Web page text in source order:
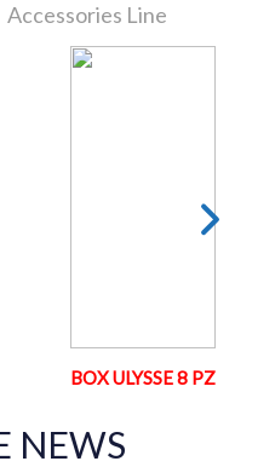
Accessories Line
BOX ULYSSE 8 PZ
NEWS